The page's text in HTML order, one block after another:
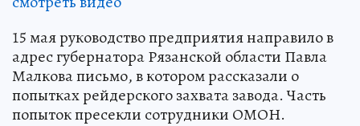
15 мая руководство предприятия направило в
адрес губернатора Рязанской области Павла
Малкова письмо, в котором рассказали о
попытках рейдерского захвата завода. Часть
попыток пресекли сотрудники ОМОН.